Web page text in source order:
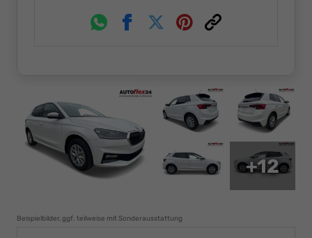
WhatsappFacebookTwitterPinterest
Link
+12
Beispielbilder, ggf. teilweise mit Sonderausstattung